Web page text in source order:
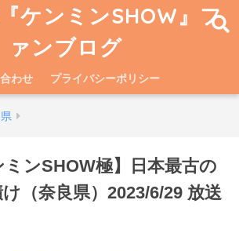
ケンミンSHOW』フ
ァンブログ
わせ プライバシーポリシー
ミンSHOW極】日本最古の
（奈良県）2023/6/29 放送